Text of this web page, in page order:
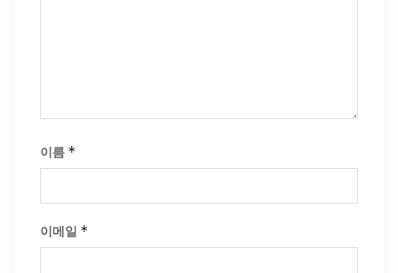
이름 *
이메일 *